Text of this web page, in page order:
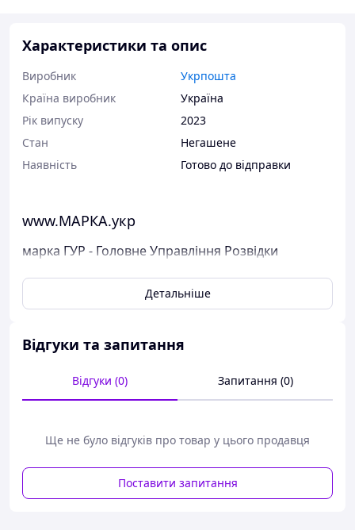
Характеристики та опис
Виробник
Укрпошта
Країна виробник
Україна
Рік випуску
2023
Стан
Негашене
Наявність
Готово до відправки
www.МАРКА.укр
марка ГУР - Головне Управління Розвідки
Поштові марки України
Марка була випущена в обіг 30 червня 2023 р.
Виставлені на продаж марки України чисті, у
Перед відправкою ми надійно упаковуємо марки у
щільний картон, щоб унеможливити пошкодження при
Дивіться тут всі наявні марки Пошти України.
Варіанти оплати:
- Післяплата Нової Пошти;
Детальніше
Відгуки та запитання
Відгуки (0) Запитання (0)
Ще не було відгуків про товар у цього продавця
Поставити запитання